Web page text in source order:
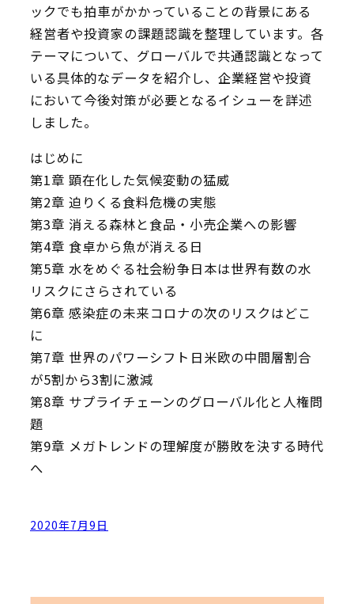
ックでも拍車がかかっていることの背景にある
経営者や投資家の課題認識を整理しています。各
テーマについて、グローバルで共通認識となって
いる具体的なデータを紹介し、企業経営や投資
において今後対策が必要となるイシューを詳述
しました。
はじめに
第1章 顕在化した気候変動の猛威
第2章 迫りくる食料危機の実態
第3章 消える森林と食品・小売企業への影響
第4章 食卓から魚が消える日
第5章 水をめぐる社会紛争――日本は世界有数の水
リスクにさらされている
第6章 感染症の未来――コロナの次のリスクはどこ
に
第7章 世界のパワーシフト――日米欧の中間層割合
が5割から3割に激減
第8章 サプライチェーンのグローバル化と人権問
題
第9章 メガトレンドの理解度が勝敗を決する時代
へ
2020年7月9日